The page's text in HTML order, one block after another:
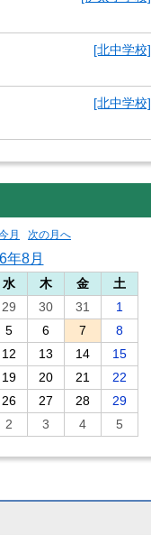
[北中学校]
[北中学校]
月 次の月へ
年8月
水 木 金
土
29 30 31
1
5 6 7
8
12 13 14
15
19 20 21
22
26 27 28
29
2 3 4 5